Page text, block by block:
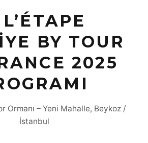
BY TOUR
2025
Ormanı – Yeni Mahalle, Beykoz /
İstanbul